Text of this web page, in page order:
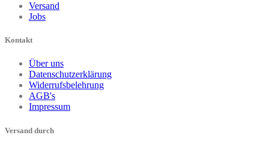
Versand
Jobs
Kontakt
Über uns
Datenschutzerklärung
Widerrufsbelehrung
AGB's
Impressum
Versand durch